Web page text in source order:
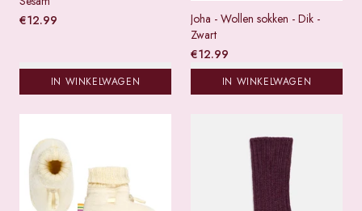
€12.99
IN WINKELWAGEN
Joha - Wollen sokken - Dik -
Zwart
€12.99
IN WINKELWAGEN